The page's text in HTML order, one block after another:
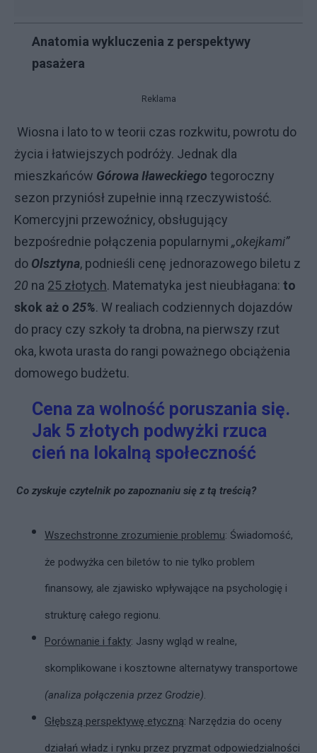
Anatomia wykluczenia z perspektywy
pasażera
Reklama
Wiosna i lato to w teorii czas rozkwitu, powrotu do
życia i łatwiejszych podróży. Jednak dla
mieszkańców Górowa Iławeckiego tegoroczny
sezon przyniósł zupełnie inną rzeczywistość.
Komercyjni przewoźnicy, obsługujący
bezpośrednie połączenia popularnymi „okejkami”
do Olsztyna, podnieśli cenę jednorazowego biletu z
20 na 25 złotych. Matematyka jest nieubłagana: to
skok aż o 25%. W realiach codziennych dojazdów
do pracy czy szkoły ta drobna, na pierwszy rzut
oka, kwota urasta do rangi poważnego obciążenia
domowego budżetu.
Cena za wolność poruszania się.
Jak 5 złotych podwyżki rzuca
cień na lokalną społeczność
Co zyskuje czytelnik po zapoznaniu się z tą treścią?
Wszechstronne zrozumienie problemu: Świadomość,
że podwyżka cen biletów to nie tylko problem
finansowy, ale zjawisko wpływające na psychologię i
strukturę całego regionu.
Porównanie i fakty: Jasny wgląd w realne,
skomplikowane i kosztowne alternatywy transportowe
(analiza połączenia przez Grodzie)
Głębszą perspektywę etyczną: Narzędzia do oceny
działań władz i rynku przez pryzmat odpowiedzialności